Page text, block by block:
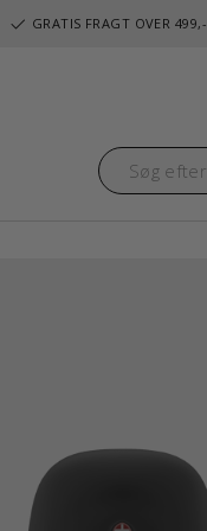
GRATIS FRAGT OVER 499,-